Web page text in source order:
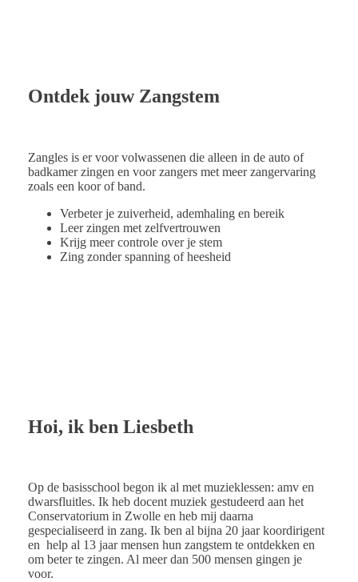
Ontdek jouw Zangstem
Zangles is er voor volwassenen die alleen in de auto of
badkamer zingen en voor zangers met meer zangervaring
zoals een koor of band.
Verbeter je zuiverheid, ademhaling en bereik
Leer zingen met zelfvertrouwen
Krijg meer controle over je stem
Zing zonder spanning of heesheid
Hoi, ik ben Liesbeth
Op de basisschool begon ik al met muzieklessen: amv en
dwarsfluitles. Ik heb docent muziek gestudeerd aan het
Conservatorium in Zwolle en heb mij daarna
gespecialiseerd in zang. Ik ben al bijna 20 jaar koordirigent
en help al 13 jaar mensen hun zangstem te ontdekken en
om beter te zingen. Al meer dan 500 mensen gingen je
voor.